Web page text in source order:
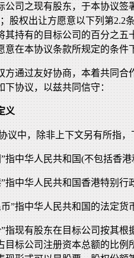
公司之现有股东，于本协议签
股权出让方愿意以下列第2.2
其持有的目标公司的百分之五
意在本协议条款所规定的条件
方通过友好协商，本着共同合
下协议，以兹共同信守：
义
议中，除非上下文另有所指
”指中华人民共和国(不包括香
”指中华人民共和国香港特别行
币”指中华人民共和国的法定货
”指现有股东在目标公司按其
目标公司注册资本总额的比例